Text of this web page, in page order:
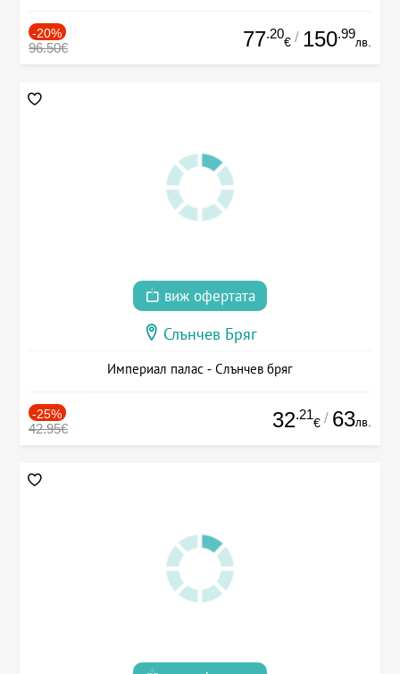
-20%
96.50€ 77.20
€ / 150.99
лв.
виж офертата
Слънчев Бряг
Империал палас - Слънчев бряг
-25%
42.95€ 32.21
€ / 63лв.